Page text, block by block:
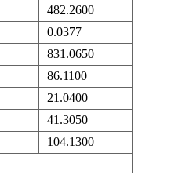
482.2600
0.0377
831.0650
86.1100
21.0400
41.3050
104.1300